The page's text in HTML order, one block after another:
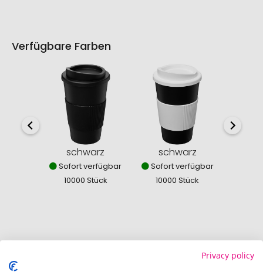
Verfügbare Farben
schwarz
Sofort verfügbar
10000 Stück
schwarz
Sofort verfügbar
10000 Stück
So einfach bestellen Sie Ihre Werbeartikel bei
Privacy policy